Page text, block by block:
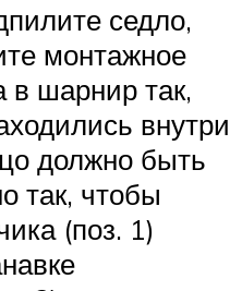
седло,
монтажное
в шарнир так,
внутри
должно быть
так, чтобы
(поз. 1)